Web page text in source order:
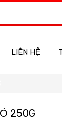
LIÊN HỆ
250G